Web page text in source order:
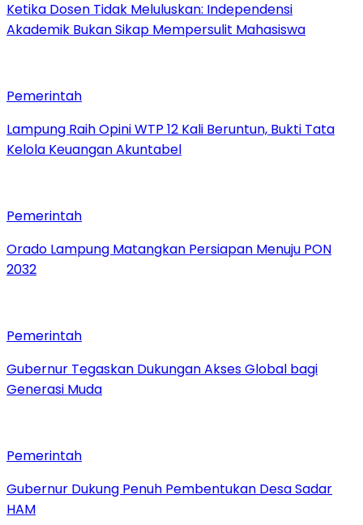
Ketika Dosen Tidak Meluluskan: Independensi
Akademik Bukan Sikap Mempersulit Mahasiswa
Pemerintah
Lampung Raih Opini WTP 12 Kali Beruntun, Bukti Tata
Kelola Keuangan Akuntabel
Pemerintah
Orado Lampung Matangkan Persiapan Menuju PON
2032
Pemerintah
Gubernur Tegaskan Dukungan Akses Global bagi
Generasi Muda
Pemerintah
Gubernur Dukung Penuh Pembentukan Desa Sadar
HAM